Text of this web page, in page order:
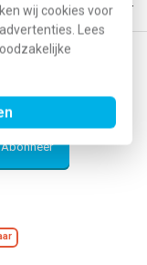
wij cookies voor
Lees
Vertrouwd online sinds
en nieuwe
Abonneer